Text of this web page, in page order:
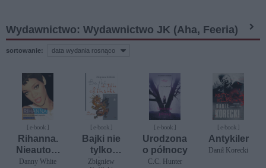
Wydawnictwo: Wydawnictwo JK (Aha, Feeria)
sortowanie:
[ e-book ]
Rihanna.
Nieautory
zowana
Danny White
[ e-book ]
Bajki nie
tylko
chińskie.
Zbigniew
[ e-book ]
Urodzona
o północy
C.C. Hunter
[ e-book ]
Antykiler
Danił Korecki